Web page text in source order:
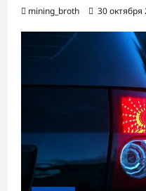
mining_broth 30 октября